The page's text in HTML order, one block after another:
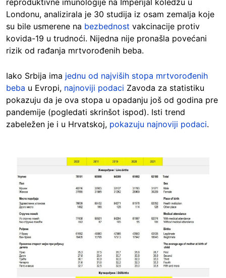
reproduktivne imunologije na Imperijal koledžu u
Londonu, analizirala je 30 studija iz osam zemalja koje
su bile usmerene na bezbednost vakcinacije protiv
kovida-19 u trudnoći. Nijedna nije pronašla povećani
rizik od rađanja mrtvorođenih beba.
Iako Srbija ima jednu od najviših stopa mrtvorođenih
beba u Evropi, najnoviji podaci Zavoda za statistiku
pokazuju da je ova stopa u opadanju još od godina pre
pandemije (pogledati skrinšot ispod). Isti trend
zabeležen je i u Hrvatskoj, pokazuju najnoviji podaci.